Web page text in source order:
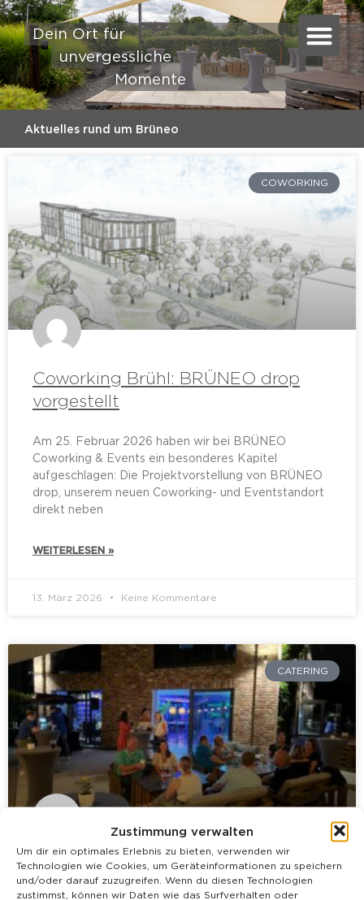
Zustimmung verwalten
Um dir ein optimales Erlebnis zu bieten, verwenden wir
Technologien wie Cookies, um Geräteinformationen zu speichern
und/oder darauf zuzugreifen. Wenn du diesen Technologien
zustimmst, können wir Daten wie das Surfverhalten oder
Dein Ort für
unvergessliche
Momente
Aktuelles rund um Brüneo
COWORKING
Coworking Brühl: BRÜNEO drop
vorgestellt
Am 25. Februar 2026 haben wir bei BRÜNEO
Coworking & Events ein besonderes Kapitel
aufgeschlagen: Die Projektvorstellung von BRÜNEO
drop, unserem neuen Coworking- und Eventstandort
direkt neben
WEITERLESEN »
13. März 2026 Keine Kommentare
CATERING
Firmenfeier Brühl: Sommerfest in
BRÜNEO feiern